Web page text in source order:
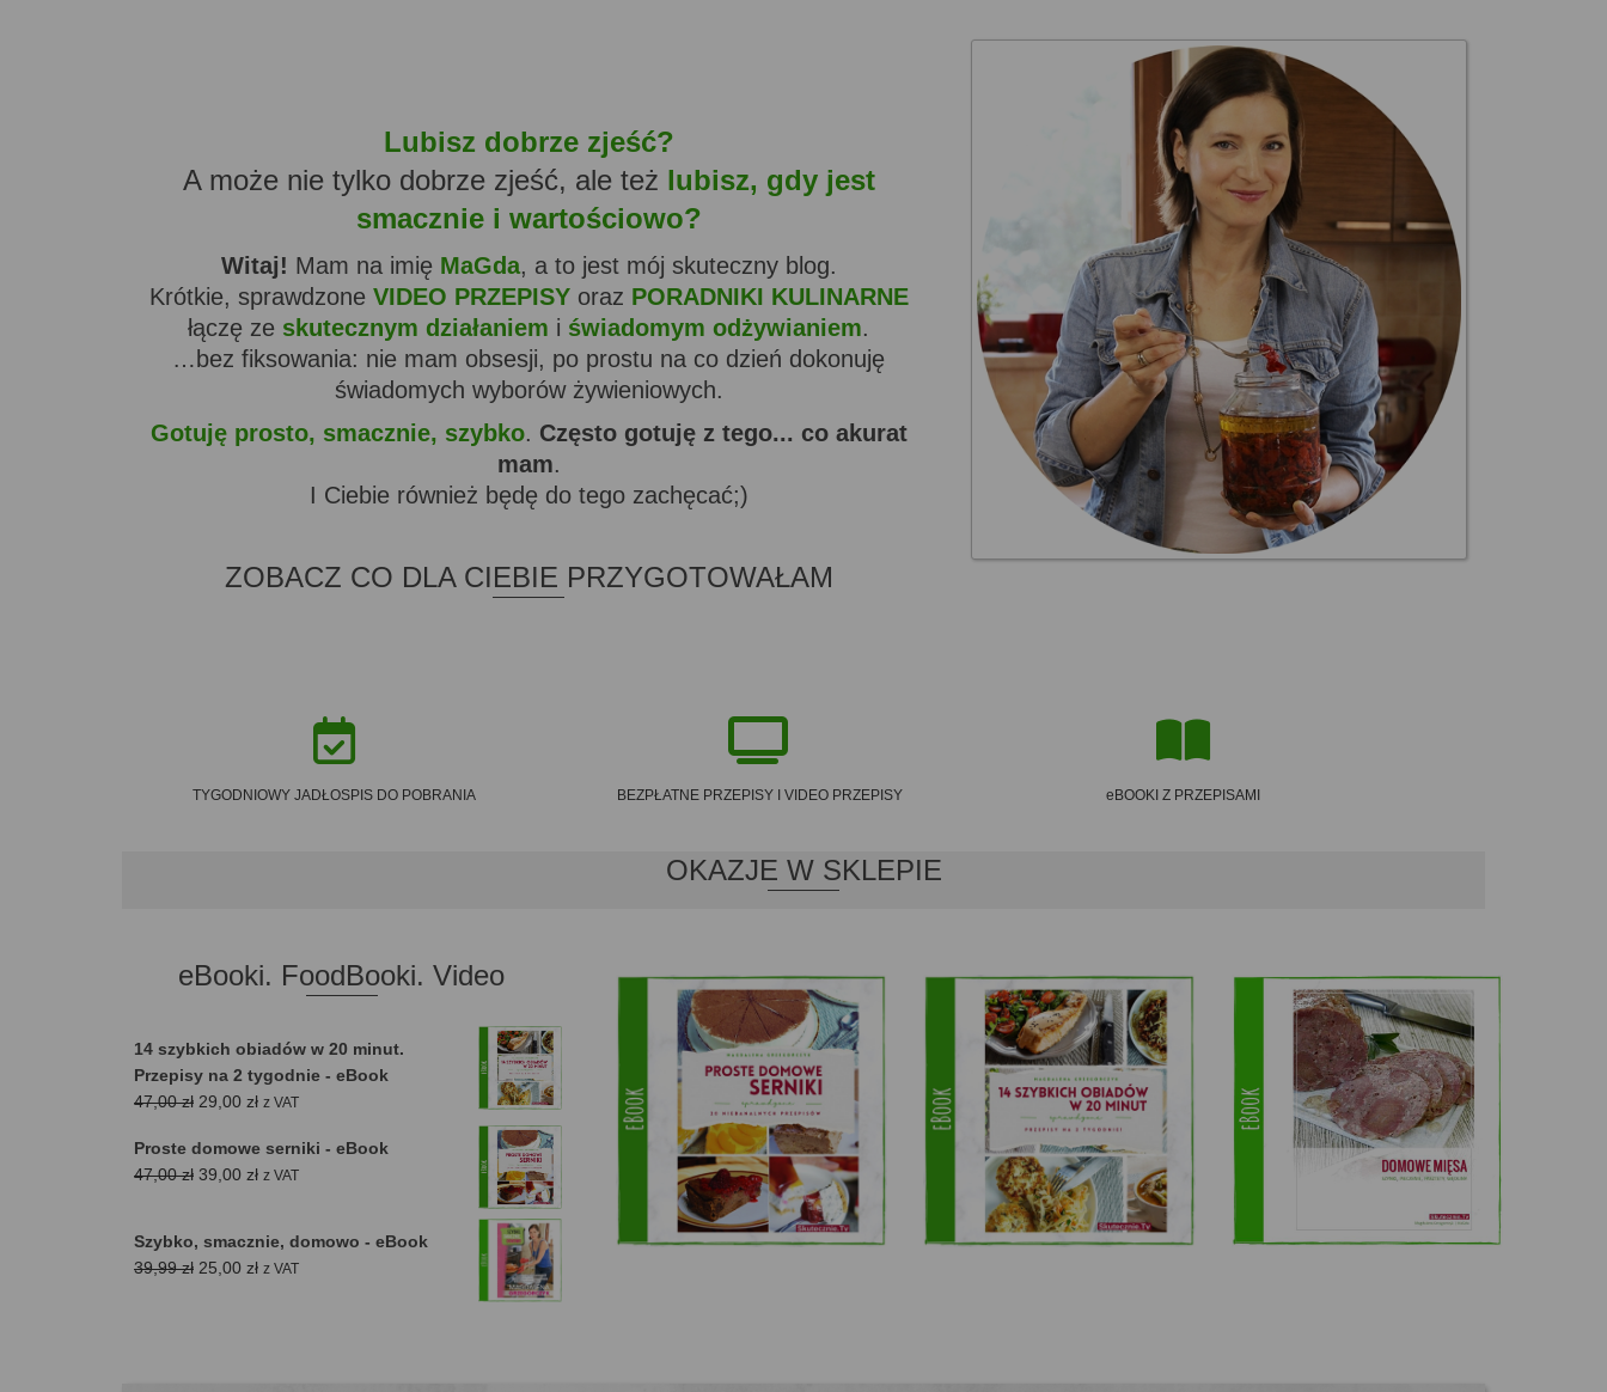
Lubisz dobrze zjeść?
A może nie tylko dobrze zjeść, ale też lubisz, gdy jest
smacznie i wartościowo?
Witaj! Mam na imię MaGda, a to jest mój skuteczny blog.
Krótkie, sprawdzone VIDEO PRZEPISYoraz PORADNIKI KULINARNE
łączę ze skutecznym działaniem i świadomym odżywianiem.
…bez fiksowania: nie mam obsesji, po prostu na co dzień dokonuję
świadomych wyborów żywieniowych.
Gotuję prosto, smacznie, szybko. Często gotuję z tego... co akurat
mam.
I Ciebie również będę do tego zachęcać;)
ZOBACZ CO DLA CIEBIE PRZYGOTOWAŁAM
TYGODNIOWY JADŁOSPIS DO POBRANIA BEZPŁATNE PRZEPISY I VIDEO PRZEPISY eBOOKI Z PRZEPISAMI
OKAZJE W SKLEPIE
eBooki. FoodBooki. Video
14 szybkich obiadów w 20 minut.
Przepisy na 2 tygodnie - eBook
47,00zł Pierwotna
wynosiła:
47,00 zł.
29,00 złAktualna
wynosi:
29,00 zł.
z VAT
Proste domowe serniki - eBook
47,00zł Pierwotna
47,00 zł.
39,00 złAktualna
39,00 zł.
z VAT
Szybko, smacznie, domowo - eBook
39,99zł Pierwotna
25,00 złAktualna
z VAT